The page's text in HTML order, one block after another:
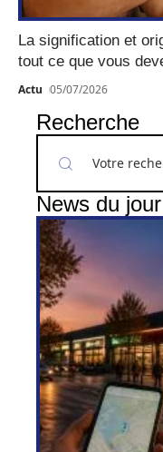
La signification et
tout ce que vous
Actu 05/07/2026
Recherche
News du jour